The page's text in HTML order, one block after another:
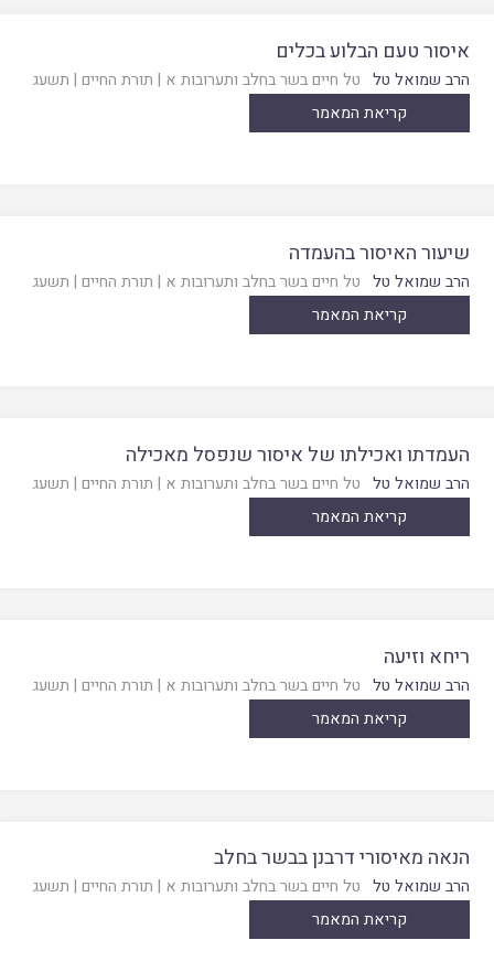
איסור טעם הבלוע בכלים
הרב שמואל טל טל חיים בשר בחלב ותערובות א | תורת החיים | תשעג
קריאת המאמר
שיעור האיסור בהעמדה
הרב שמואל טל טל חיים בשר בחלב ותערובות א | תורת החיים | תשעג
קריאת המאמר
העמדתו ואכילתו של איסור שנפסל מאכילה
הרב שמואל טל טל חיים בשר בחלב ותערובות א | תורת החיים | תשעג
קריאת המאמר
ריחא וזיעה
הרב שמואל טל טל חיים בשר בחלב ותערובות א | תורת החיים | תשעג
קריאת המאמר
הנאה מאיסורי דרבנן בבשר בחלב
הרב שמואל טל טל חיים בשר בחלב ותערובות א | תורת החיים | תשעג
קריאת המאמר